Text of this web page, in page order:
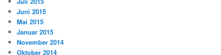
Juni 2015
Mai 2015
Januar 2015
November 2014
Oktober 2014